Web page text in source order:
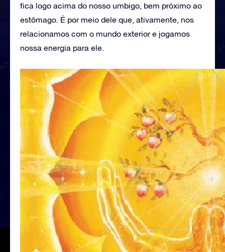
fica logo acima do nosso umbigo, bem próximo ao
estômago. É por meio dele que, ativamente, nos
relacionamos com o mundo exterior e jogamos
nossa energia para ele.